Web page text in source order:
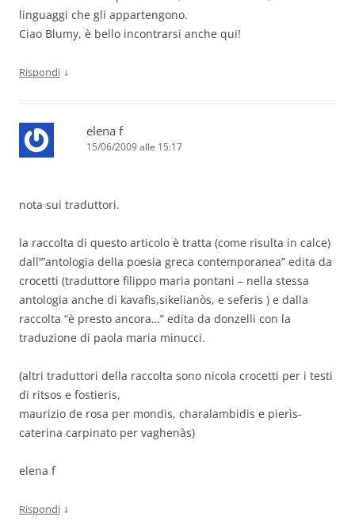
linguaggi che gli appartengono.
Ciao Blumy, è bello incontrarsi anche qui!
Rispondi ↓
elena f
15/06/2009 alle 15:17
nota sui traduttori.
la raccolta di questo articolo è tratta (come risulta in calce)
dall'”antologia della poesia greca contemporanea” edita da
crocetti (traduttore filippo maria pontani – nella stessa
antologia anche di kavafis,sikelianòs, e seferis ) e dalla
raccolta “è presto ancora…” edita da donzelli con la
traduzione di paola maria minucci.
(altri traduttori della raccolta sono nicola crocetti per i testi
di ritsos e fostieris,
maurizio de rosa per mondis, charalambidis e pierìs-
caterina carpinato per vaghenàs)
elena f
Rispondi ↓